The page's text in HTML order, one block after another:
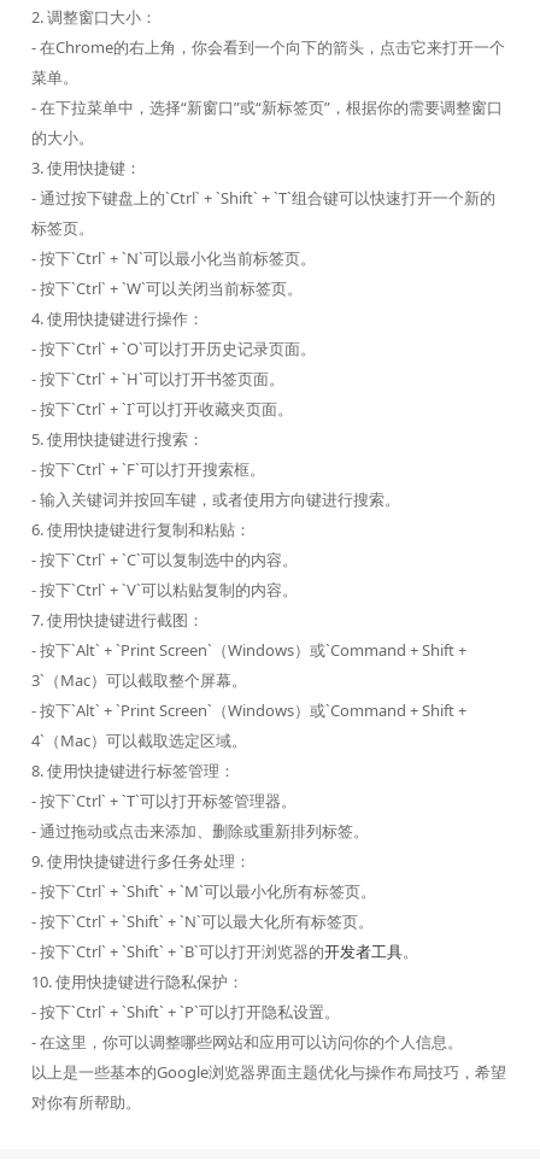
2. 调整窗口大小：
- 在Chrome的右上角，你会看到一个向下的箭头，点击它来打开一个
菜单。
- 在下拉菜单中，选择“新窗口”或“新标签页”，根据你的需要调整窗口
的大小。
3. 使用快捷键：
- 通过按下键盘上的`Ctrl` + `Shift` + `T`组合键可以快速打开一个新的
标签页。
- 按下`Ctrl` + `N`可以最小化当前标签页。
- 按下`Ctrl` + `W`可以关闭当前标签页。
4. 使用快捷键进行操作：
- 按下`Ctrl` + `O`可以打开历史记录页面。
- 按下`Ctrl` + `H`可以打开书签页面。
- 按下`Ctrl` + `I`可以打开收藏夹页面。
5. 使用快捷键进行搜索：
- 按下`Ctrl` + `F`可以打开搜索框。
- 输入关键词并按回车键，或者使用方向键进行搜索。
6. 使用快捷键进行复制和粘贴：
- 按下`Ctrl` + `C`可以复制选中的内容。
- 按下`Ctrl` + `V`可以粘贴复制的内容。
7. 使用快捷键进行截图：
- 按下`Alt` + `Print Screen`（Windows）或`Command + Shift +
3`（Mac）可以截取整个屏幕。
- 按下`Alt` + `Print Screen`（Windows）或`Command + Shift +
4`（Mac）可以截取选定区域。
8. 使用快捷键进行标签管理：
- 按下`Ctrl` + `T`可以打开标签管理器。
- 通过拖动或点击来添加、删除或重新排列标签。
9. 使用快捷键进行多任务处理：
- 按下`Ctrl` + `Shift` + `M`可以最小化所有标签页。
- 按下`Ctrl` + `Shift` + `N`可以最大化所有标签页。
- 按下`Ctrl` + `Shift` + `B`可以打开浏览器的开发者工具。
10. 使用快捷键进行隐私保护：
- 按下`Ctrl` + `Shift` + `P`可以打开隐私设置。
- 在这里，你可以调整哪些网站和应用可以访问你的个人信息。
以上是一些基本的Google浏览器界面主题优化与操作布局技巧，希望
对你有所帮助。